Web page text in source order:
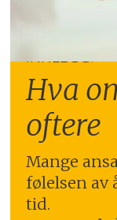
INNLEGG:
Hva
oftere
Mange
følelsen av
tid.